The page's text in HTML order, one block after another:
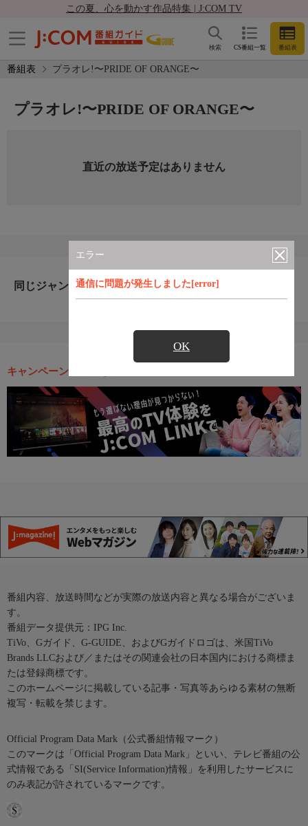
この夏、心を動かす作品特集 | J:COM TV
CS番組一覧 番組表
検索
番組表 プラオレ!〜PRIDE OF ORANGE〜
エラー
通信に問題が発生しました[error]
OK
プラオレ!〜PRIDE OF ORANGE〜
直近の放送予定はありません
同じジャンルのおすすめ番組
キャンペーン・お得な情報
番組内容、放送時間などが実際の放送内容と異なる場合がございま
す。
番組データ提供元：IPG Inc.
TiVo、Gガイド、G-GUIDE、およびGガイドロゴは、米国TiVo
Brands LLCおよび／またはその関連会社の日本国内における商標ま
たは登録商標です。
このホームページに掲載している記事・写真等あらゆる素材の無断
複写・転載を禁じます。
Official Program Data Mark（公式番組情報マーク）
このマークは「Official Program Data Mark」といい、テレビ番組の公
式情報である「SI(Service Information)情報」を利用したサービスに
のみ表記が許されているマークです。